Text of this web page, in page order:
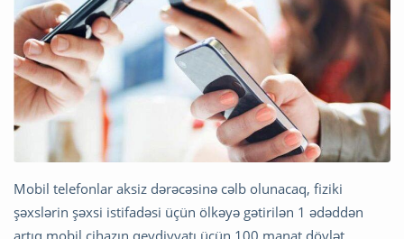
Mobil telefonlar aksiz dərəcəsinə cəlb olunacaq, fiziki
şəxslərin şəxsi istifadəsi üçün ölkəyə gətirilən 1 ədəddən